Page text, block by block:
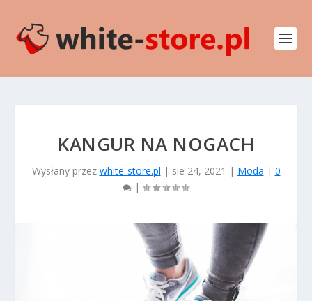
KANGUR NA NOGACH
Wysłany przez white-store.pl | sie 24, 2021 | Moda | 0
|